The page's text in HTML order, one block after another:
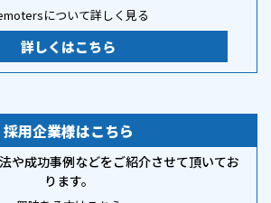
について詳しく見る
詳しくはこちら
採用企業様はこちら
や成功事例などをご紹介させて頂いてお
ります。